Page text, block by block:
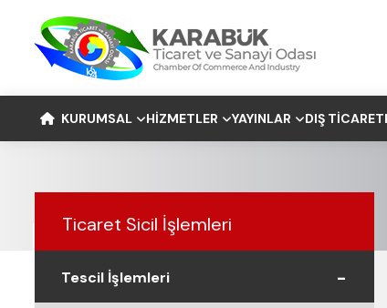
KURUMSAL HIZMETLER YAYINLAR DIŞ TICARET
Ticaret Sicil İşlemleri
Tescil İşlemleri